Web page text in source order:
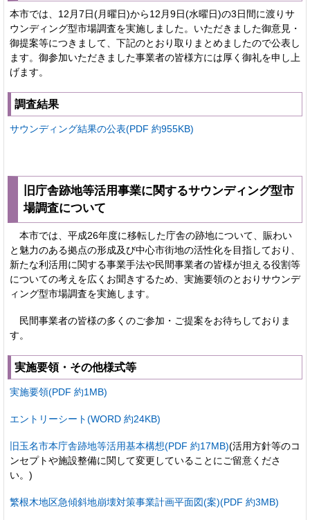
本市では、12月7日(月曜日)から12月9日(水曜日)の3日間に渡りサ
ウンディング型市場調査を実施しました。いただきました御意見・
御提案等につきまして、下記のとおり取りまとめましたので公表し
ます。御参加いただきました事業者の皆様方には厚く御礼を申し上
げます。
調査結果
サウンディング結果の公表(PDF 約955KB)
旧庁舎跡地等活用事業に関するサウンディング型市
場調査について
本市では、平成26年度に移転した庁舎の跡地について、賑わい
と魅力のある拠点の形成及び中心市街地の活性化を目指しており、
新たな利活用に関する事業手法や民間事業者の皆様が担える役割等
についての考えを広くお聞きするため、実施要領のとおりサウンデ
ィング型市場調査を実施します。
民間事業者の皆様の多くのご参加・ご提案をお待ちしておりま
す。
実施要領・その他様式等
実施要領(PDF 約1MB)
エントリーシート(WORD 約24KB)
旧玉名市本庁舎跡地等活用基本構想(PDF 約17MB)(活用方針等のコ
ンセプトや施設整備に関して変更していることにご留意くださ
い。)
繁根木地区急傾斜地崩壊対策事業計画平面図(案)(PDF 約3MB)